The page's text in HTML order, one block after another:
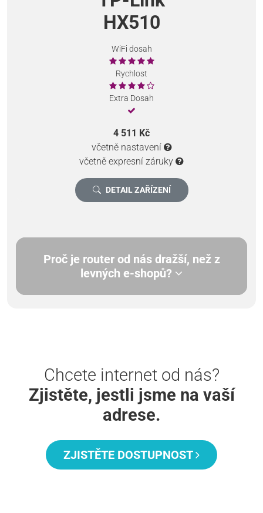
HX510
WiFi dosah
Rychlost
Extra Dosah
4 511 Kč
včetně nastavení
včetně expresní záruky
DETAIL ZAŘÍZENÍ
Proč je router od nás dražší, než z
levných e-shopů?
Chcete internet od nás?
Zjistěte, jestli jsme na vaší
adrese.
ZJISTĚTE DOSTUPNOST